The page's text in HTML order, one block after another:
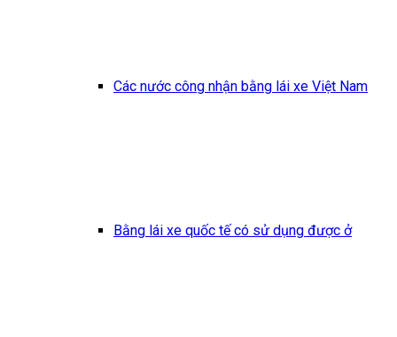
Các nước công nhận bằng lái xe Việt Nam
Bằng lái xe quốc tế có sử dụng được ở